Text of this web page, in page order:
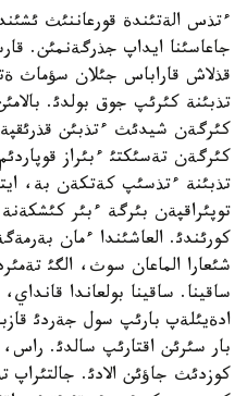
ءتذس الةتئندة قورعاننئث
جاعاسئنا ايداپ جذرگةنمئن.
قذلاش قاراباس جئلان
تذبئنة كئرئپ جوق بولدئ.
كئرگةن شيدئث ءتذبئن
كئرگةن تةسئكتئ ءبئراز
تذبئنة ءتذسئپ كةتكةن بة،
توپئراقپةن بئرگة ءبئر
كورئندئ. العاشئندا ءمان
شئعارا الماعان سوث، الگئ
ساقينا. ساقينا بولعاندا
ادةيئلةپ بارئپ سول جةردئ
بار سئرئن اقتارئپ سالدئ.
كوزدئث جاؤئن الادئ. جالتئراپ